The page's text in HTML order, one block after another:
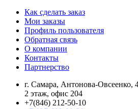
Как сделать заказ
Мои заказы
Профиль пользователя
Обратная связь
О компании
Контакты
Партнерство
г. Самара, Антонова-Овсеенко,
2 этаж, офис 204
+7(846) 212-50-10